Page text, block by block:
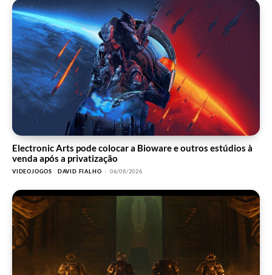
Electronic Arts pode colocar a Bioware e outros estúdios à
venda após a privatização
VIDEOJOGOS DAVID FIALHO - 06/08/2026